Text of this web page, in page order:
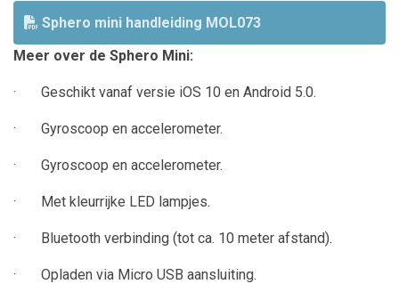
Sphero mini handleiding MOL073
Meer over de Sphero Mini:
· Geschikt vanaf versie iOS 10 en Android 5.0.
· Gyroscoop en accelerometer.
· Gyroscoop en accelerometer.
· Met kleurrijke LED lampjes.
· Bluetooth verbinding (tot ca. 10 meter afstand).
· Opladen via Micro USB aansluiting.